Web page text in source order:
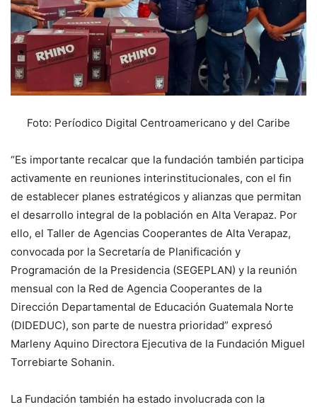
Foto: Períodico Digital Centroamericano y del Caribe
“Es importante recalcar que la fundación también participa
activamente en reuniones interinstitucionales, con el fin
de establecer planes estratégicos y alianzas que permitan
el desarrollo integral de la población en Alta Verapaz. Por
ello, el Taller de Agencias Cooperantes de Alta Verapaz,
convocada por la Secretaría de Planificación y
Programación de la Presidencia (SEGEPLAN) y la reunión
mensual con la Red de Agencia Cooperantes de la
Dirección Departamental de Educación Guatemala Norte
(DIDEDUC), son parte de nuestra prioridad” expresó
Marleny Aquino Directora Ejecutiva de la Fundación Miguel
Torrebiarte Sohanin.
La Fundación también ha estado involucrada con la